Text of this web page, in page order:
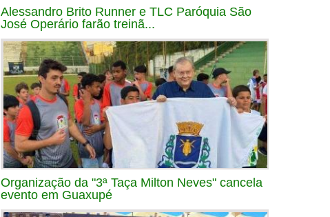
Alessandro Brito Runner e TLC Paróquia São
José Operário farão treinã...
Organização da "3ª Taça Milton Neves" cancela
evento em Guaxupé